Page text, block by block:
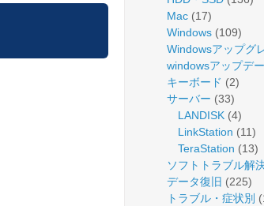
Mac (17)
Windows (109)
Windowsアップグ
windowsアップデ
キーボード (2)
サーバー (33)
LANDISK (4)
LinkStation (11)
TeraStation (13)
ソフトトラブル解
データ復旧 (225)
トラブル・症状別